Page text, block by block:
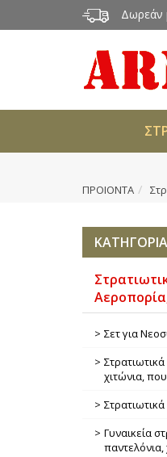
Δωρεάν
ΠΡΟΙΟΝΤΑ
ΚΑΤΗΓΟΡΙΑ
Σετ για
χιτώνια,
Γυναικεία
παντελόνια,